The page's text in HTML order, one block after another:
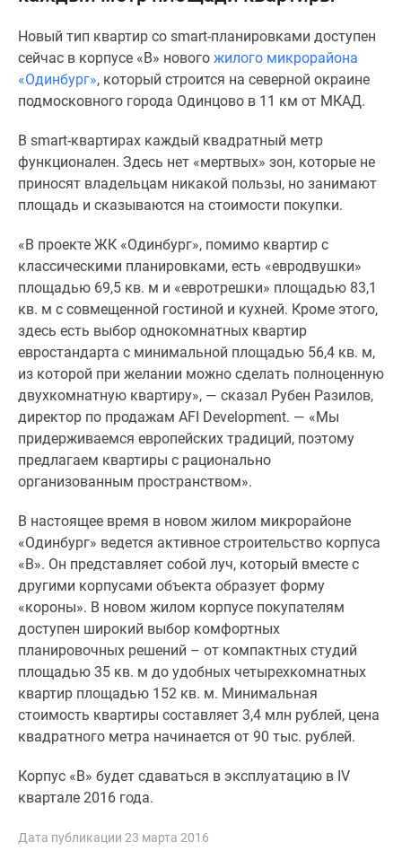
предложения
Коммерческие
помещения
Продавцы
застройщики
Панорамы
новостроек
Видеообзор
новостроек
Экспертиза
Экология
Подмосковья
комнатные
комнатные
комнатные
Квартиры
карте
Ипотечный
калькулятор
Семейная
ипотека
Военная
ипотека
Банки
программы
Медиа
недвижимости
Новый тип квартир со smart-планировками доступен
сейчас в корпусе «В» нового жилого микрорайона
«Одинбург», который строится на северной окраине
подмосковного города Одинцово в 11 км от МКАД.
В smart-квартирах каждый квадратный метр
функционален. Здесь нет «мертвых» зон, которые не
приносят владельцам никакой пользы, но занимают
площадь и сказываются на стоимости покупки.
«В проекте ЖК «Одинбург», помимо квартир с
классическими планировками, есть «евродвушки»
площадью 69,5 кв. м и «евротрешки» площадью 83,1
кв. м с совмещенной гостиной и кухней. Кроме этого,
здесь есть выбор однокомнатных квартир
евростандарта с минимальной площадью 56,4 кв. м,
из которой при желании можно сделать полноценную
двухкомнатную квартиру», — сказал Рубен Разилов,
директор по продажам AFI Development. — «Мы
придерживаемся европейских традиций, поэтому
предлагаем квартиры с рационально
организованным пространством».
В настоящее время в новом жилом микрорайоне
«Одинбург» ведется активное строительство корпуса
«В». Он представляет собой луч, который вместе с
другими корпусами объекта образует форму
«короны». В новом жилом корпусе покупателям
доступен широкий выбор комфортных
планировочных решений – от компактных студий
площадью 35 кв. м до удобных четырехкомнатных
квартир площадью 152 кв. м. Минимальная
стоимость квартиры составляет 3,4 млн рублей, цена
квадратного метра начинается от 90 тыс. рублей.
Корпус «B» будет сдаваться в эксплуатацию в IV
квартале 2016 года.
Дата публикации 23 марта 2016